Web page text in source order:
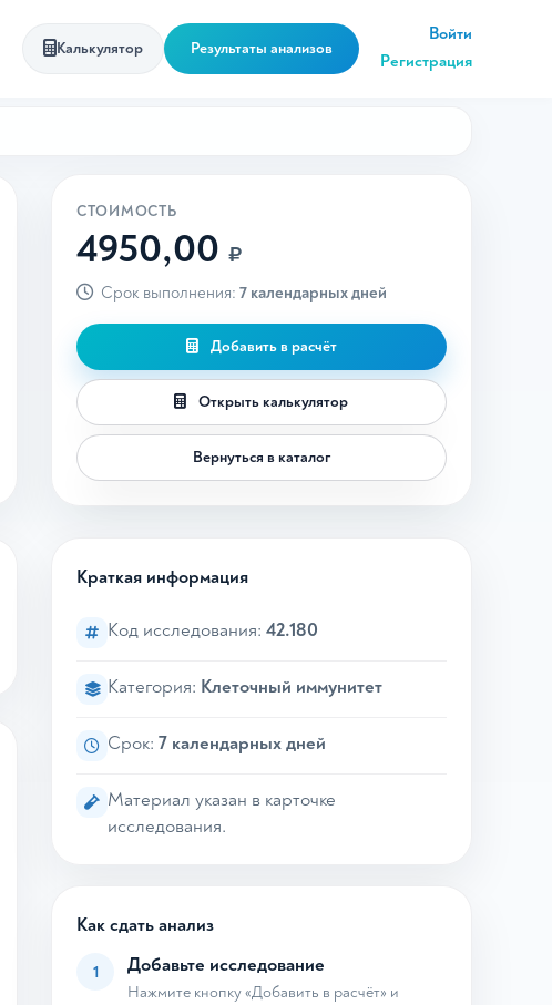
Калькулятор Результаты анализов
Войти
Регистрация
СТОИМОСТЬ
4950,00 ₽
Срок выполнения: 7 календарных дней
Добавить в расчёт
Открыть калькулятор
Вернуться в каталог
Краткая информация
Код исследования: 42.180
Категория: Клеточный иммунитет
Срок: 7 календарных дней
Материал указан в карточке
исследования.
Как сдать анализ
1 Добавьте исследование
Нажмите кнопку «Добавить в расчёт» и